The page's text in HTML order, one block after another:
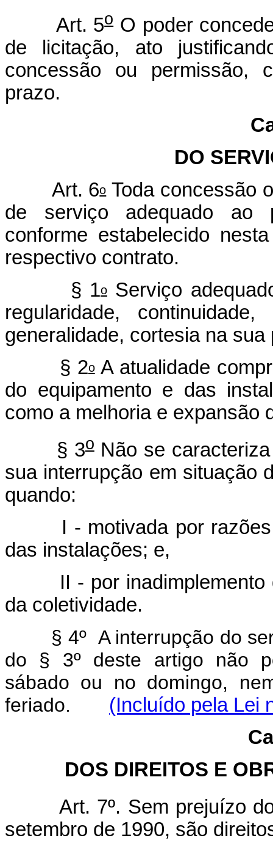
Art. 5oO poder
de licitação, ato
concessão ou permissão,
prazo.
DO
Art. 6oToda concessão
de serviço adequado ao
conforme estabelecido
respectivo contrato.
§ 1o
Serviço
regularidade,
generalidade, cortesia na
§ 2oA atualidade
do equipamento e das
como a melhoria e expansão
§ 3oNão se
sua interrupção em situação
quando:
I - motivada por razões
das instalações; e,
II - por inadimplemento
da coletividade.
§ 4º A interrupção do
do § 3º deste artigo não
sábado ou no domingo,
feriado. (Incluído pela Lei
DOS DIREITOS E
Art. 7º. Sem prejuízo do
setembro de 1990, são